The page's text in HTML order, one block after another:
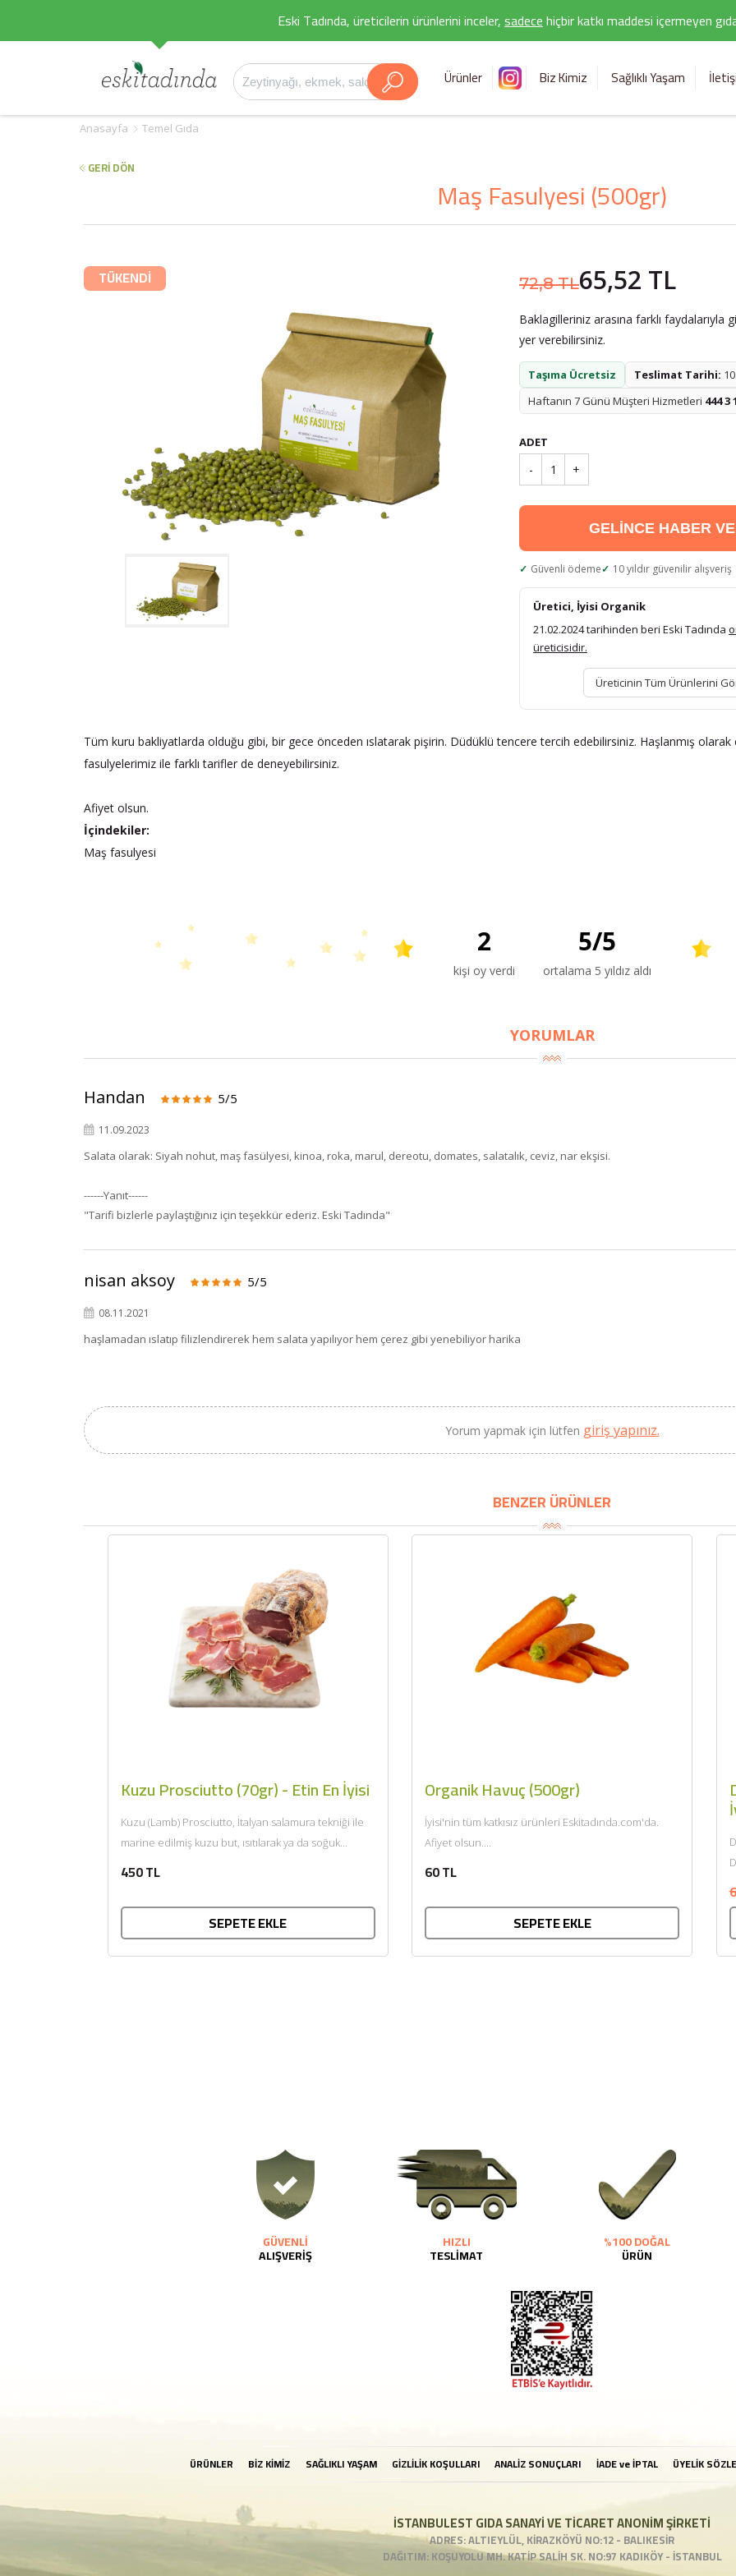
Eski Tadında, üreticilerin ürünlerini inceler,sadecehiçbir katkı maddesi içermeyen
Ürünler Biz Kimiz Sağlıklı Yaşam
Anasayfa Temel Gıda
GERİ DÖN
Maş Fasulyesi (500gr)
TÜKENDİ 72,8 TL65,52 TL
Baklagilleriniz arasına farklı faydalarıyla
yer verebilirsiniz.
Taşıma Ücretsiz Teslimat Tarihi:
Haftanın 7 Günü Müşteri Hizmetleri 444 3
ADET
- 1 +
GELİNCE HABER
Güvenli ödeme 10 yıldır güvenilir alışveriş
Üretici, İyisi Organik
21.02.2024 tarihinden beri Eski Tadında
üreticisidir.
Üreticinin Tüm Ürünlerini
Tüm kuru bakliyatlarda olduğu gibi, bir gece önceden ıslatarak pişirin. Düdüklü tencere tercih edebilirsiniz. Haşlanmış
fasulyelerimiz ile farklı tarifler de deneyebilirsiniz.
Afiyet olsun.
İçindekiler:
Maş fasulyesi
2
kişi oy verdi
5/5
ortalama 5 yıldız aldı
YORUMLAR
Handan 5/5
11.09.2023
Salata olarak: Siyah nohut, maş fasülyesi, kinoa, roka, marul, dereotu, domates, salatalık, ceviz, nar ekşisi.
------Yanıt------
"Tarifi bizlerle paylaştığınız için teşekkür ederiz. Eski Tadında"
nisan aksoy 5/5
08.11.2021
haşlamadan ıslatıp filizlendirerek hem salata yapılıyor hem çerez gibi yenebiliyor harika
Yorum yapmak için lütfen giriş yapınız.
BENZER ÜRÜNLER
Kuzu Prosciutto (70gr) - Etin En İyisi
Kuzu (Lamb) Prosciutto, İtalyan salamura tekniği ile
marine edilmiş kuzu but, ısıtılarak ya da soğuk
450 TL
SEPETE EKLE
Organik Havuç (500gr)
İyisi'nin tüm katkısız ürünleri Eskitadında.com'da.
Afiyet olsun....
60 TL
SEPETE EKLE
GÜVENLİ
ALIŞVERİŞ
HIZLI
TESLİMAT
%100 DOĞAL
ÜRÜN
ÜRÜNLER BİZ KİMİZ SAĞLIKLI YAŞAM GİZLİLİK KOŞULLARI ANALİZ SONUÇLARI İADE ve İPTAL ÜYELİK
İSTANBULEST GIDA SANAYİ VE TİCARET ANONİM ŞİRKETİ
ADRES: ALTIEYLÜL, KİRAZKÖYÜ NO:12 - BALIKESİR
DAĞITIM: KOŞUYOLU MH. KATİP SALİH SK. NO:97 KADIKÖY - İSTANBUL
2690,00 TL
Zeytincilik
SEPETE EKLE